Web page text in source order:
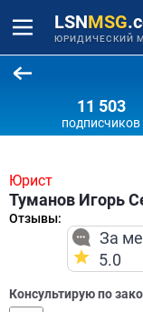
LSNMSG
ЮРИДИЧЕСКИЙ
11 503
подписчиков
Юрист
Туманов Игорь
Отзывы:
За
5.0
Консультирую по